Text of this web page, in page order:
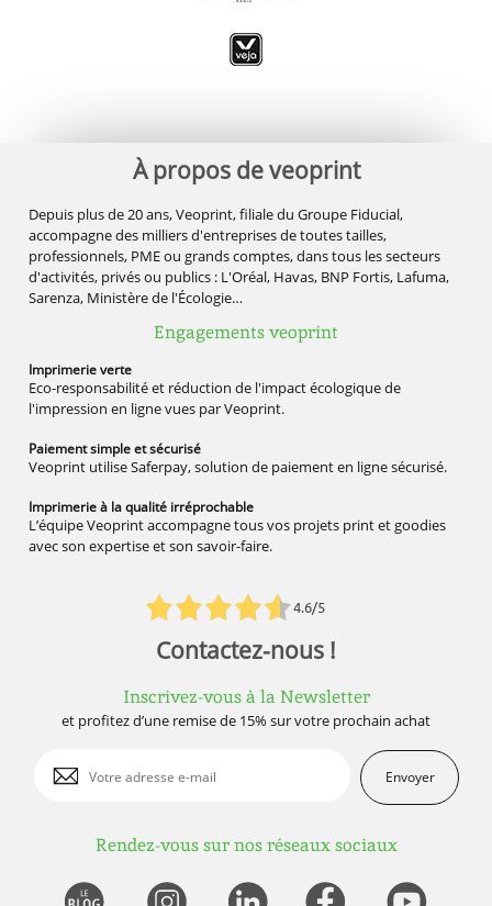
À propos de veoprint
Depuis plus de 20 ans, Veoprint, filiale du Groupe Fiducial,
accompagne des milliers d'entreprises de toutes tailles,
professionnels, PME ou grands comptes, dans tous les secteurs
d'activités, privés ou publics : L'Oréal, Havas, BNP Fortis, Lafuma,
Sarenza, Ministère de l'Écologie…
Engagements veoprint
4.6/5
Imprimerieverte
Eco-responsabilité et réduction de l'impact écologique de
l'impression en ligne vues par Veoprint.
Paiement simpleet sécurisé
Veoprint utilise Saferpay, solution de paiement en ligne sécurisé.
Imprimerie à la qualité irréprochable
L’équipe Veoprint accompagne tous vos projets print et goodies
avec son expertise et son savoir-faire.
Contactez-nous !
Inscrivez-vous à la Newsletter
et profitez d’une remise de 15% sur votre prochain achat
Envoyer
Rendez-vous sur nos réseaux sociaux